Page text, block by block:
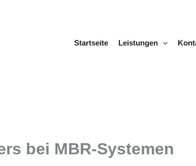
Startseite
Leistungen
bei MBR-Systemen